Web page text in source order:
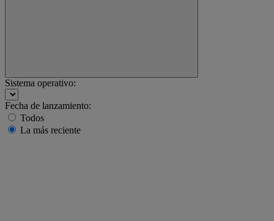
Sistema operativo:
Fecha de lanzamiento:
Todos
La más reciente